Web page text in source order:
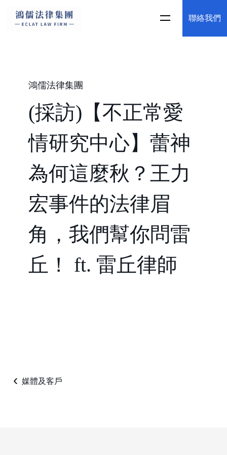
聯絡我們
鴻儒法律集團
(採訪)【不正常愛
情研究中心】蕾神
為何這麼秋？王力
宏事件的法律眉
角，我們幫你問雷
丘！ ft. 雷丘律師
‹ 媒體及客戶